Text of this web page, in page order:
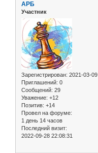
АРБ
Участник
Зарегистрирован: 2021-03-09
Приглашений: 0
Сообщений: 29
Уважение: +12
Позитив: +14
Провел на форуме:
1 день 14 часов
Последний визит:
2022-09-28 22:08:31